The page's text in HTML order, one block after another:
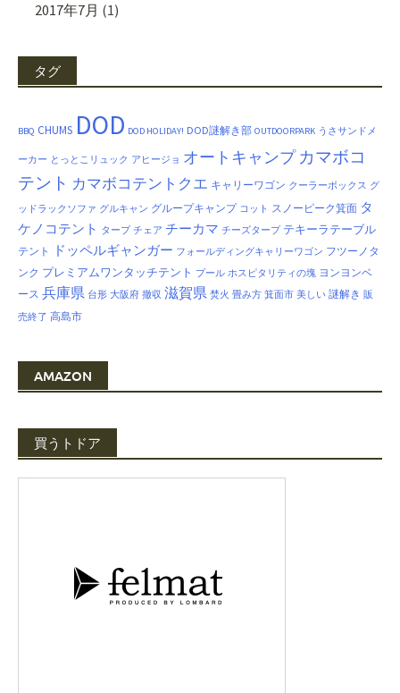
2017年7月 (1)
タグ
BBQ CHUMS DOD DOD HOLIDAY! DOD謎解き部 OUTDOORPARK うさサンドメ
ーカー とっとこリュック アヒージョ オートキャンプ カマボコ
テント カマボコテントクエ キャリーワゴン クーラーボックス グ
ッドラックソファ グルキャン グループキャンプ コット スノーピーク箕面 タ
ケノコテント タープ チェア チーカマ チーズタープ テキーラテーブル
テント ドッペルギャンガー フォールディングキャリーワゴン フツーノタ
ンク プレミアムワンタッチテント プール ホスピタリティの塊 ヨンヨンベ
ース 兵庫県 台形 大阪府 撤収 滋賀県 焚火 畳み方 箕面市 美しい 謎解き 販
売終了 高島市
AMAZON
買うトドア